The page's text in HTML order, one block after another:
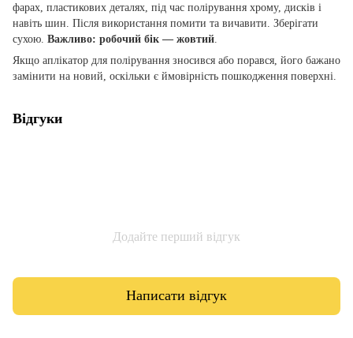
фарах, пластикових деталях, під час полірування хрому, дисків і
навіть шин. Після використання помити та вичавити. Зберігати
сухою. Важливо: робочий бік — жовтий
Якщо аплікатор для полірування зносився або порався, його бажано
замінити на новий, оскільки є ймовірність пошкодження поверхні.
Відгуки
Додайте перший відгук
Написати відгук